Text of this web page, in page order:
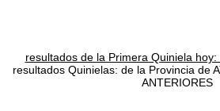
resultados de la Primera Quiniela
resultados Quinielas: de la Provincia de
ANTERIORES